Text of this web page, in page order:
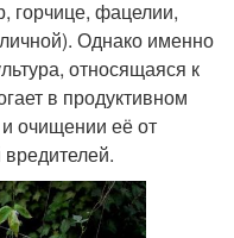
горчице, фацелии,
Однако именно
относящаяся к
в продуктивном
очищении её от